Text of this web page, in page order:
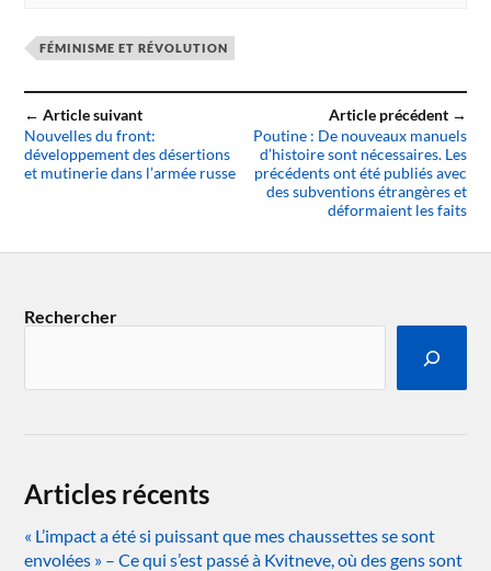
FÉMINISME ET RÉVOLUTION
← Article suivant
Nouvelles du front:
développement des désertions
et mutinerie dans l’armée russe
Article précédent →
Poutine : De nouveaux manuels
d’histoire sont nécessaires. Les
précédents ont été publiés avec
des subventions étrangères et
déformaient les faits
Rechercher
Articles récents
« L’impact a été si puissant que mes chaussettes se sont
envolées » – Ce qui s’est passé à Kvitneve, où des gens sont